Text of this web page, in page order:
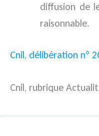
diffusion de
raisonnable.
Cnil, délibération n°
Cnil, rubrique